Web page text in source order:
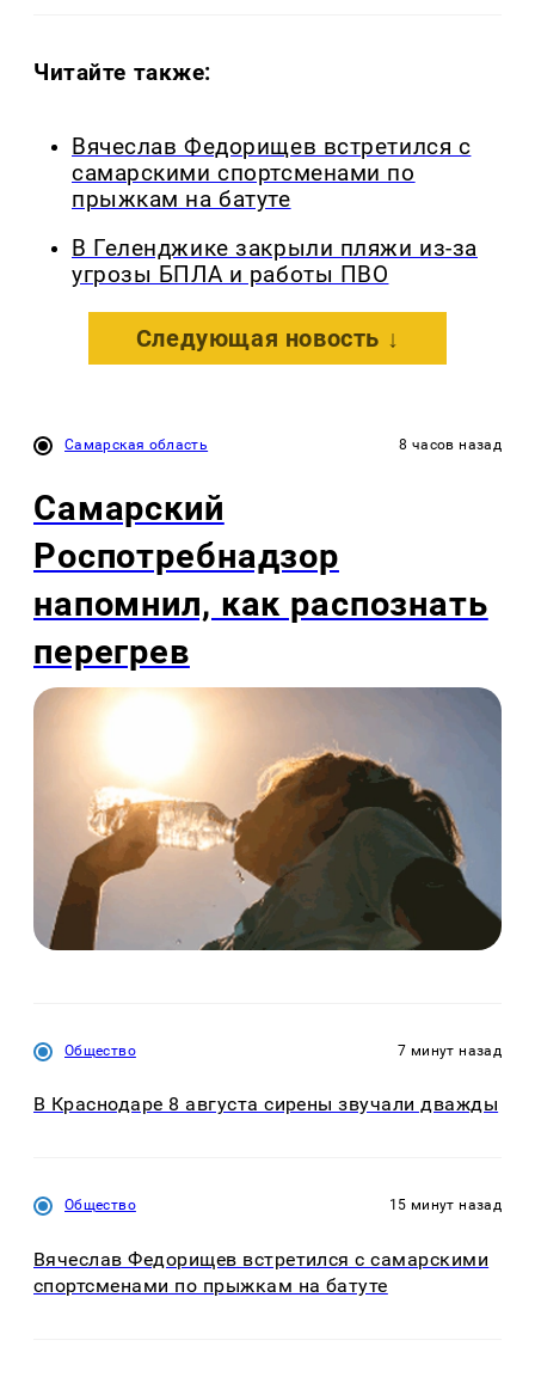
Читайте также:
Вячеслав Федорищев встретился с
самарскими спортсменами по
прыжкам на батуте
В Геленджике закрыли пляжи из-за
угрозы БПЛА и работы ПВО
Следующая новость ↓
Самарская область 8 часов назад
Самарский
Роспотребнадзор
напомнил, как распознать
перегрев
Общество 7 минут назад
В Краснодаре 8 августа сирены звучали дважды
Общество 15 минут назад
Вячеслав Федорищев встретился с самарскими
спортсменами по прыжкам на батуте